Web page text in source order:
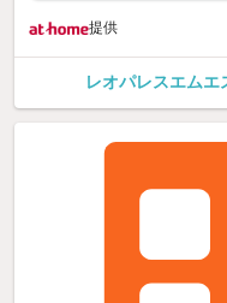
提供
レオパレスエムエ